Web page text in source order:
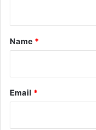
*
Name *
Email *